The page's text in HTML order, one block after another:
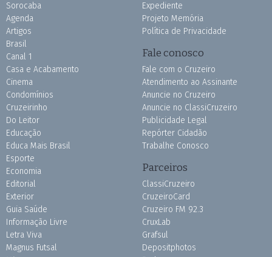
Sorocaba
Agenda
Artigos
Brasil
Canal 1
Casa e Acabamento
Cinema
Condomínios
Cruzeirinho
Do Leitor
Educação
Educa Mais Brasil
Esporte
Economia
Editorial
Exterior
Guia Saúde
Informação Livre
Letra Viva
Magnus Futsal
Expediente
Projeto Memória
Política de Privacidade
Fale conosco
Fale com o Cruzeiro
Atendimento ao Assinante
Anuncie no Cruzeiro
Anuncie no ClassiCruzeiro
Publicidade Legal
Repórter Cidadão
Trabalhe Conosco
Parceiros
ClassiCruzeiro
CruzeiroCard
Cruzeiro FM 92.3
CruxLab
Grafsul
Depositphotos